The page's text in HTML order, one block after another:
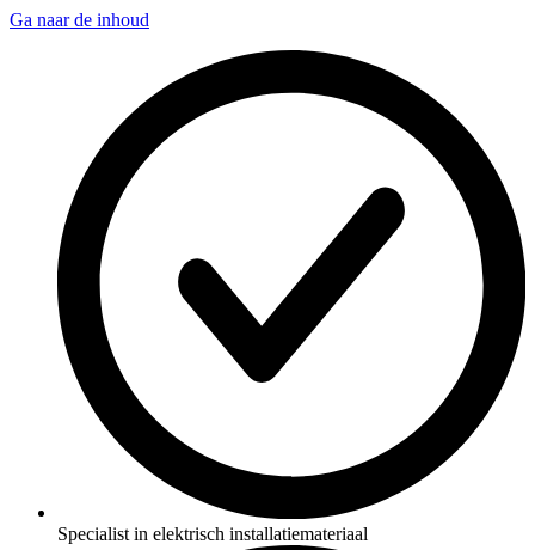
Ga naar de inhoud
Specialist in elektrisch installatiemateriaal